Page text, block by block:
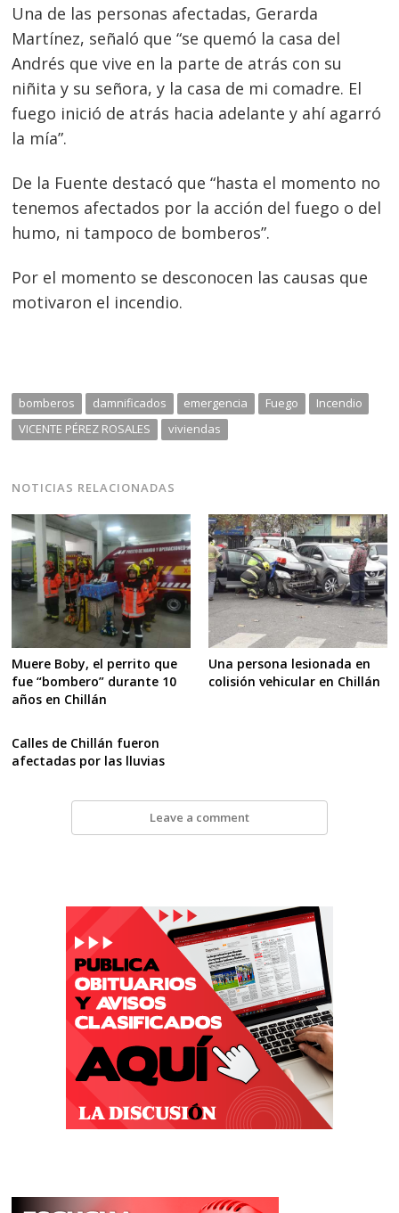
Una de las personas afectadas, Gerarda
Martínez, señaló que “se quemó la casa del
Andrés que vive en la parte de atrás con su
niñita y su señora, y la casa de mi comadre. El
fuego inició de atrás hacia adelante y ahí agarró
la mía”.
De la Fuente destacó que “hasta el momento no
tenemos afectados por la acción del fuego o del
humo, ni tampoco de bomberos”.
Por el momento se desconocen las causas que
motivaron el incendio.
bomberos damnificados emergencia Fuego
Incendio
VICENTE PÉREZ ROSALES
viviendas
NOTICIAS RELACIONADAS
Muere Boby, el perrito que
fue “bombero” durante 10
años en Chillán
Una persona lesionada en
colisión vehicular en Chillán
Calles de Chillán fueron
afectadas por las lluvias
Leave a comment
Navegación
de
entradas